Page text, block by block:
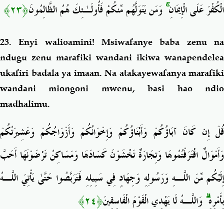
الْكُفْرَ عَلَى الْإِيمَانِۚوَمَن يَتَوَلَّهُم مِّنكُمْ فَأُولَـٰئِكَ هُمُ الظَّالِمُونَ﴿٢٣﴾
23. Enyi walioamini! Msiwafanye baba zenu na
ndugu zenu marafiki wandani ikiwa wanapendelea
ukafiri badala ya imaan. Na atakayewafanya marafiki
wandani miongoni mwenu, basi hao ndio
madhalimu.
قُلْ إِن كَانَ آبَاؤُكُمْ وَأَبْنَاؤُكُمْ وَإِخْوَانُكُمْ وَأَزْوَاجُكُمْ وَعَشِيرَتُكُمْ
وَأَمْوَالٌ اقْتَرَفْتُمُوهَا وَتِجَارَةٌ تَخْشَوْنَ كَسَادَهَا وَمَسَاكِنُ تَرْضَوْنَهَا أَحَبَّ
إِلَيْكُم مِّنَ اللَّـهِ وَرَسُولِهِ وَجِهَادٍ فِي سَبِيلِهِ فَتَرَبَّصُوا حَتَّىٰ يَأْتِيَ اللَّـهُ
بِأَمْرِهِۗوَاللَّـهُ لَا يَهْدِي الْقَوْمَ الْفَاسِقِينَ﴿٢٤﴾